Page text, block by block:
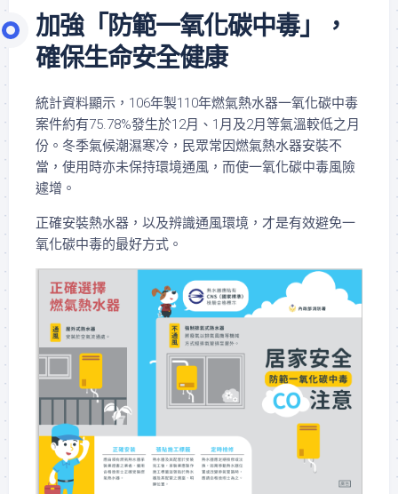
加強「防範一氧化碳中毒」，
確保生命安全健康
統計資料顯示，106年製110年燃氣熱水器一氧化碳中毒
案件約有75.78%發生於12月、1月及2月等氣溫較低之月
份。冬季氣候潮濕寒冷，民眾常因燃氣熱水器安裝不
當，使用時亦未保持環境通風，而使一氧化碳中毒風險
遽增。
正確安裝熱水器，以及辨識通風環境，才是有效避免一
氧化碳中毒的最好方式。